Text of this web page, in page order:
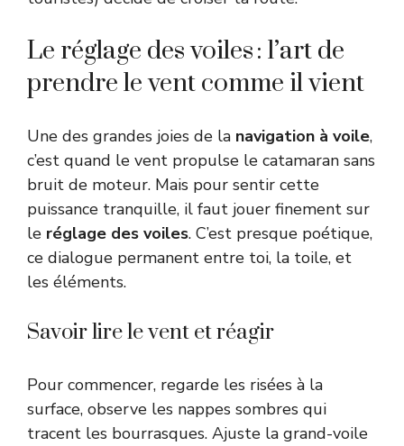
Le réglage des voiles : l’art de
prendre le vent comme il vient
Une des grandes joies de la navigation à voile,
c’est quand le vent propulse le catamaran sans
bruit de moteur. Mais pour sentir cette
puissance tranquille, il faut jouer finement sur
le réglage des voiles. C’est presque poétique,
ce dialogue permanent entre toi, la toile, et
les éléments.
Savoir lire le vent et réagir
Pour commencer, regarde les risées à la
surface, observe les nappes sombres qui
tracent les bourrasques. Ajuste la grand-voile